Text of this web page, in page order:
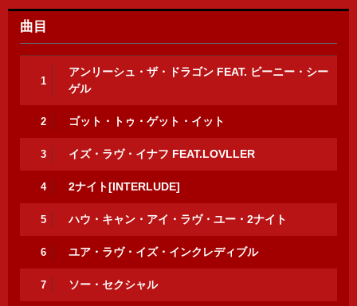
曲目
1
アンリーシュ・ザ・ドラゴン FEAT. ビーニー・シー
ゲル
2 ゴット・トゥ・ゲット・イット
3 イズ・ラヴ・イナフ FEAT.LOVLLER
4 2ナイト[INTERLUDE]
5 ハウ・キャン・アイ・ラヴ・ユー・2ナイト
6 ユア・ラヴ・イズ・インクレディブル
7 ソー・セクシャル